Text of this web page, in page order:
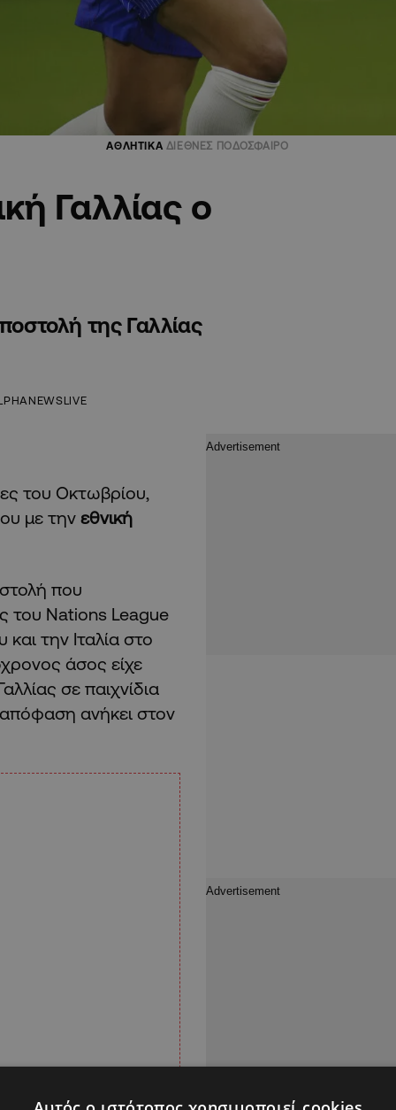
ΑΘΛΗΤΙΚΑ ΔΙΕΘΝΕΣ ΠΟΔΟΣΦΑΙΡΟ
Γαλλίας ο
της Γαλλίας
του Οκτωβρίου,
με την εθνική
που
του Nations League
την Ιταλία στο
άσος είχε
σε παιχνίδια
ανήκει στον